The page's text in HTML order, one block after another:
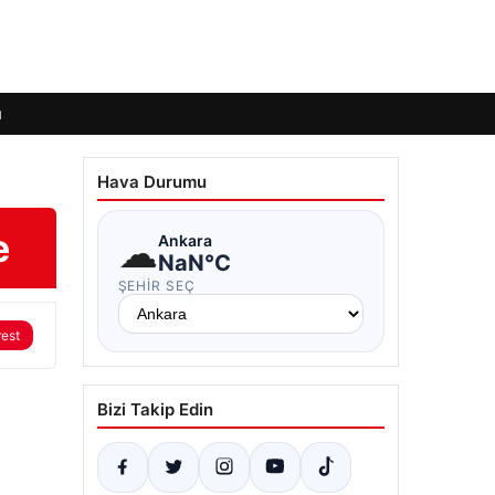
Hava Durumu
☁Ankara
NaN°C
ŞEHIR SEÇ
Bizi Takip Edin